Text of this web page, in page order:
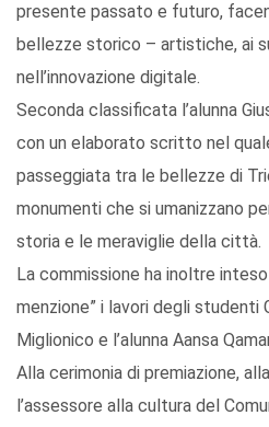
presente passato e futuro,
bellezze storico – artistiche, ai
nell’innovazione digitale.
Seconda classificata l’alunna
con un elaborato scritto nel
passeggiata tra le bellezze di
monumenti che si umanizzano
storia e le meraviglie della città.
La commissione ha inoltre
menzione” i lavori degli studenti
Miglionico e l’alunna Aansa
Alla cerimonia di premiazione,
l’assessore alla cultura del